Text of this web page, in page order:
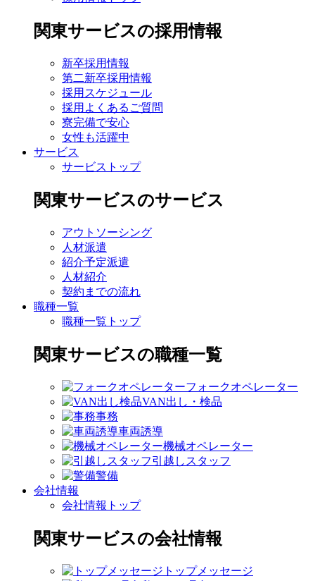
関東サービスの採用情報
新卒採用情報
第二新卒採用情報
採用スケジュール
採用よくあるご質問
寮完備で安心
女性も活躍中
サービス
サービストップ
関東サービスのサービス
アウトソーシング
人材派遣
紹介予定派遣
人材紹介
契約までの流れ
職種一覧
職種一覧トップ
関東サービスの職種一覧
フォークオペレーター
VAN出し・検品
事務
車両誘導
機械オペレーター
引越しスタッフ
警備
会社情報
会社情報トップ
関東サービスの会社情報
トップメッセージ